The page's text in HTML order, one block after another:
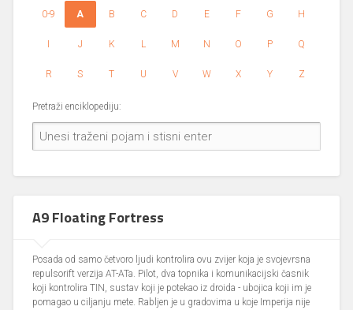
0-9 A B C D E F G H
I J K L M N O P Q
R S T U V W X Y Z
Pretraži enciklopediju:
A9 Floating Fortress
Posada od samo četvoro ljudi kontrolira ovu zvijer koja je svojevrsna
repulsorift verzija AT-ATa. Pilot, dva topnika i komunikacijski časnik
koji kontrolira TIN, sustav koji je potekao iz droida - ubojica koji im je
pomagao u ciljanju mete. Rabljen je u gradovima u koje Imperija nije